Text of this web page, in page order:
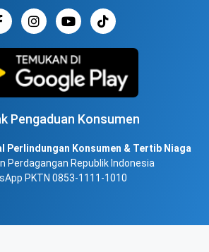
Pengaduan Konsumen
Perlindungan Konsumen & Tertib Niaga
Perdagangan Republik Indonesia
PKTN 0853-1111-1010